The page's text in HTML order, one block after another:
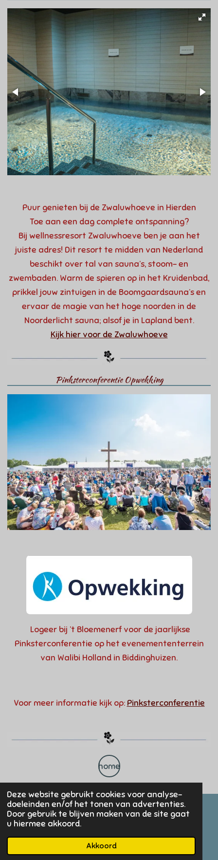
Deze website gebruikt cookies voor analyse-
doeleinden en/of het tonen van advertenties.
Door gebruik te blijven maken van de site gaat
u hiermee akkoord.
Akkoord
Puur genieten bij de Zwaluwhoeve in Hierden
Toe aan een dag complete ontspanning?
Bij wellnessresort Zwaluwhoeve ben je aan het
juiste adres! Dit resort te midden van Nederland
beschikt over tal van sauna’s, stoom- en
zwembaden. Warm de spieren op in het Kruidenbad,
prikkel jouw zintuigen in de Boomgaardsauna’sen
ervaar de magie van het hoge noorden in de
Noorderlicht sauna;alsof je in Lapland bent.
Kijk hier voor de Zwaluwhoeve
Pinksterconferentie Opwekking
Logeer bij ’t Bloemenerf voor de jaarlijkse
Pinksterconferentie op het evenementen­terrein
van Walibi Holland in Biddinghuizen.
Voor meer informatie kijk op: Pinksterconferentie
home
n
s
t
© 2024 - 2026 ‘t Bloemenerf B&B / Pluktuin.